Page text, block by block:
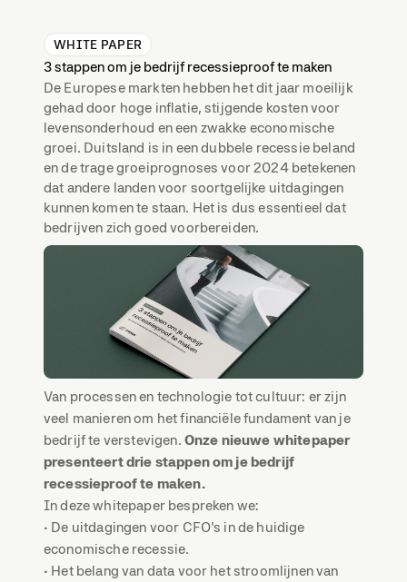
WHITE PAPER
3 stappen om je bedrijf recessieproof te maken
De Europese markten hebben het dit jaar moeilijk
gehad door hoge inflatie, stijgende kosten voor
levensonderhoud en een zwakke economische
groei. Duitsland is in een dubbele recessie beland
en de trage groeiprognoses voor 2024 betekenen
dat andere landen voor soortgelijke uitdagingen
kunnen komen te staan. Het is dus essentieel dat
bedrijven zich goed voorbereiden.
Van processen en technologie tot cultuur: er zijn
veel manieren om het financiële fundament van je
bedrijf te verstevigen. Onze nieuwe whitepaper
presenteert drie stappen om je bedrijf
recessieproof te maken.
In deze whitepaper bespreken we:
• De uitdagingen voor CFO's in de huidige
economische recessie.
• Het belang van data voor het stroomlijnen van